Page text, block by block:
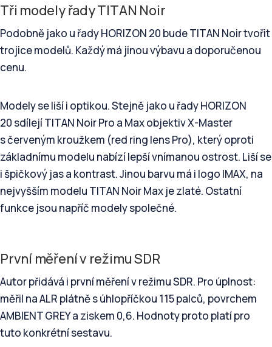
Tři modely řady TITAN Noir
Podobně jako u řady HORIZON 20 bude TITAN Noir tvořit
trojice modelů. Každý má jinou výbavu a doporučenou
cenu.
Modely se liší i optikou. Stejně jako u řady HORIZON
20 sdílejí TITAN Noir Pro a Max objektiv X-Master
s červeným kroužkem (red ring lens Pro), který oproti
základnímu modelu nabízí lepší vnímanou ostrost. Liší se
i špičkový jas a kontrast. Jinou barvu má i logo IMAX, na
nejvyšším modelu TITAN Noir Max je zlaté. Ostatní
funkce jsou napříč modely společné.
První měření v režimu SDR
Autor přidává i první měření v režimu SDR. Pro úplnost:
měřil na ALR plátně s úhlopříčkou 115 palců, povrchem
AMBIENT GREY a ziskem 0,6. Hodnoty proto platí pro
tuto konkrétní sestavu.